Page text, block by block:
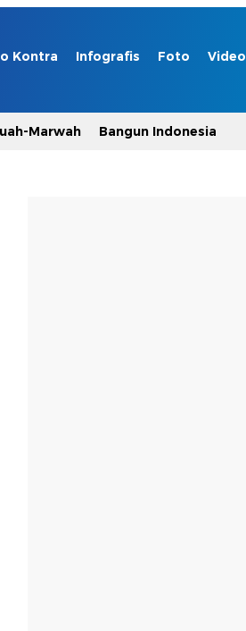
Kontra Infografis Foto Video
Marwah Bangun Indonesia